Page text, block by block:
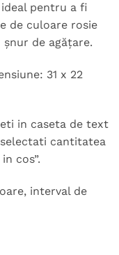
pentru a fi
de culoare rosie
de agățare.
31 x 22
in caseta de text
cantitatea
cos”.
interval de